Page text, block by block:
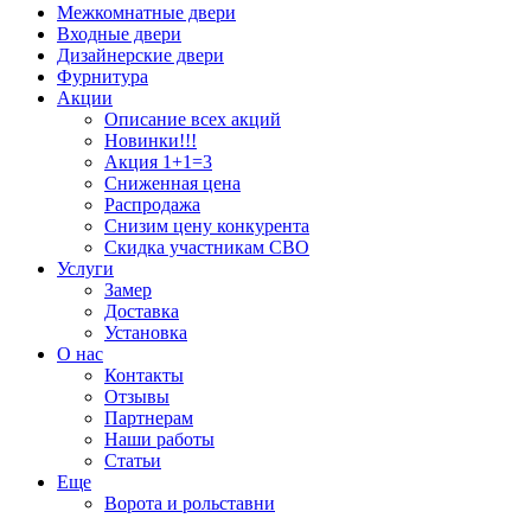
Межкомнатные двери
Входные двери
Дизайнерские двери
Фурнитура
Акции
Описание всех акций
Новинки!!!
Акция 1+1=3
Сниженная цена
Распродажа
Снизим цену конкурента
Скидка участникам СВО
Услуги
Замер
Доставка
Установка
О нас
Контакты
Отзывы
Партнерам
Наши работы
Статьи
Еще
Ворота и рольставни